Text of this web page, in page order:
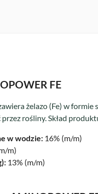
FE
żelazo (Fe) w
rośliny. Skład
w wodzie:16% (m/m)
m)
13% (m/m)